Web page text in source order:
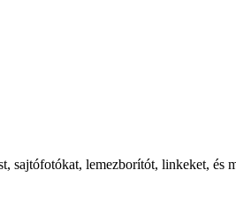
lemezborítót, linkeket, és